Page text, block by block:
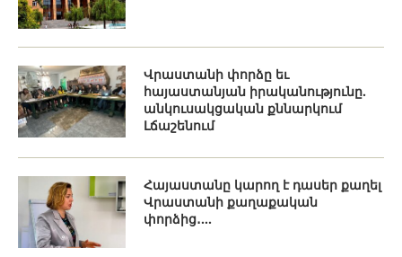
Վրաստանի փորձը եւ
հայաստանյան իրականությունը.
անկուսակցական քննարկում
Լճաշենում
Հայաստանը կարող է դասեր քաղել
Վրաստանի քաղաքական
փորձից․...